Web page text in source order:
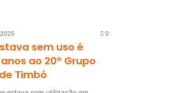
0
sem uso é
ao 20º Grupo
Timbó